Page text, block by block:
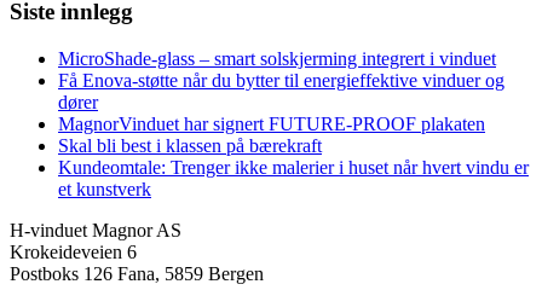
Siste innlegg
MicroShade-glass – smart solskjerming integrert i vinduet
Få Enova-støtte når du bytter til energieffektive vinduer og
dører
MagnorVinduet har signert FUTURE-PROOF plakaten
Skal bli best i klassen på bærekraft
Kundeomtale: Trenger ikke malerier i huset når hvert vindu er
et kunstverk
H-vinduet Magnor AS
Krokeideveien 6
Postboks 126 Fana, 5859 Bergen